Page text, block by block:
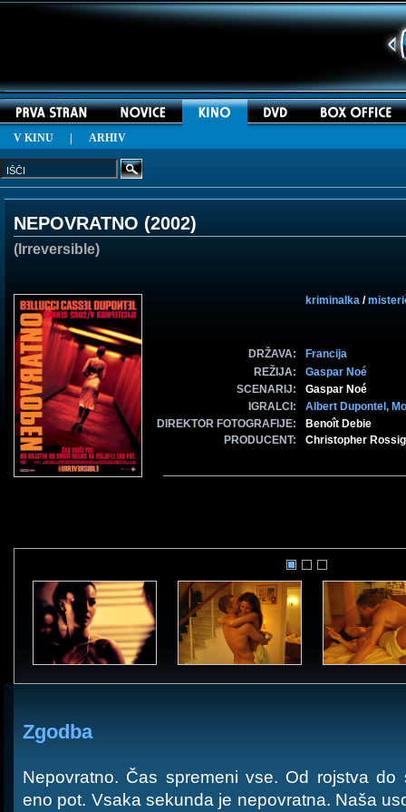
V KINU ARHIV
NEPOVRATNO (2002)
(Irreversible)
kriminalka /
DRŽAVA:
Francija
REŽIJA:
Gaspar Noé
SCENARIJ:
Gaspar Noé
IGRALCI:
Albert Dupontel,
DIREKTOR FOTOGRAFIJE:
Benoît Debie
PRODUCENT:
Christopher
Zgodba
Nepovratno. Čas spremeni vse. Od rojstva
eno pot. Vsaka sekunda je nepovratna. Naša